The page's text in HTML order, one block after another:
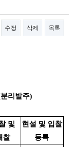
수정 삭제 목록
분리발주)
및
찰
현설 및 입찰
등록